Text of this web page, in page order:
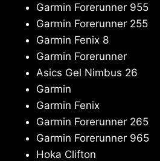
Garmin Forerunner 955
Garmin Forerunner 255
Garmin Fenix 8
Garmin Forerunner
Asics Gel Nimbus 26
Garmin
Garmin Fenix
Garmin Forerunner 265
Garmin Forerunner 965
Hoka Clifton